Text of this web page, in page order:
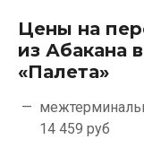
Цены на
из Абакана
«Палета»
14 459 руб